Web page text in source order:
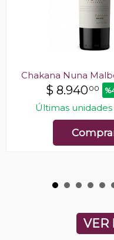
Chakana Nuna
$ 8.94000
Últimas
VER